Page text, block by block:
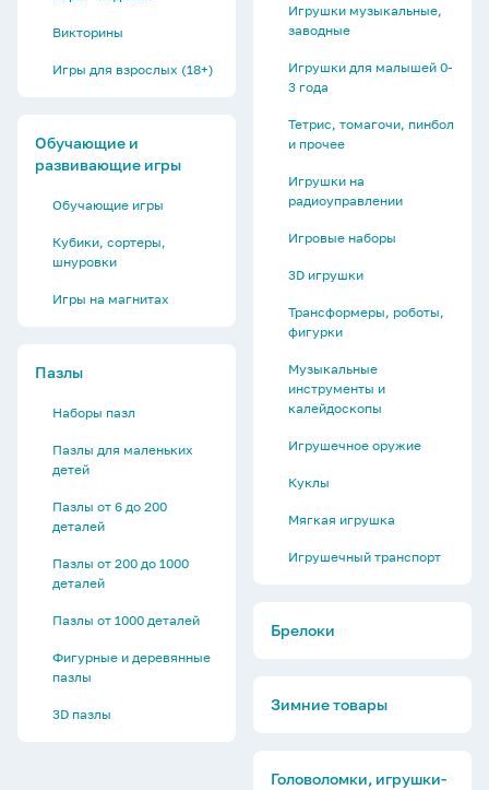
Викторины
Игры для взрослых (18+)
Обучающие и
развивающие игры
Обучающие игры
Кубики, сортеры,
шнуровки
Игры на магнитах
Пазлы
Наборы пазл
Пазлы для маленьких
детей
Пазлы от 6 до 200
деталей
Пазлы от 200 до 1000
деталей
Пазлы от 1000 деталей
Фигурные и деревянные
пазлы
3D пазлы
Игрушки музыкальные,
заводные
Игрушки для малышей 0-
3 года
Тетрис, томагочи, пинбол
и прочее
Игрушки на
радиоуправлении
Игровые наборы
3D игрушки
Трансформеры, роботы,
фигурки
Музыкальные
инструменты и
калейдоскопы
Игрушечное оружие
Куклы
Мягкая игрушка
Игрушечный транспорт
Брелоки
Зимние товары
Головоломки, игрушки-